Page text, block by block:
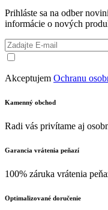
Prihláste sa na odber
informácie o nových
Akceptujem Ochranu
Kamenný obchod
Radi vás privítame aj
Garancia vrátenia peňazí
100% záruka vrátenia
Optimalizované doručenie